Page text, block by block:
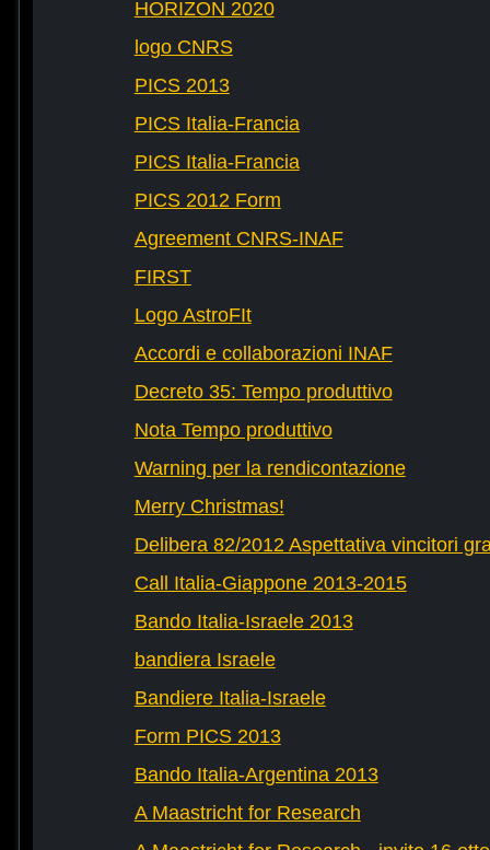
HORIZON 2020
logo CNRS
PICS 2013
PICS Italia-Francia
PICS Italia-Francia
PICS 2012 Form
Agreement CNRS-INAF
FIRST
Logo AstroFIt
Accordi e collaborazioni INAF
Decreto 35: Tempo produttivo
Nota Tempo produttivo
Warning per la rendicontazione
Merry Christmas!
Delibera 82/2012 Aspettativa vincitori
Call Italia-Giappone 2013-2015
Bando Italia-Israele 2013
bandiera Israele
Bandiere Italia-Israele
Form PICS 2013
Bando Italia-Argentina 2013
A Maastricht for Research